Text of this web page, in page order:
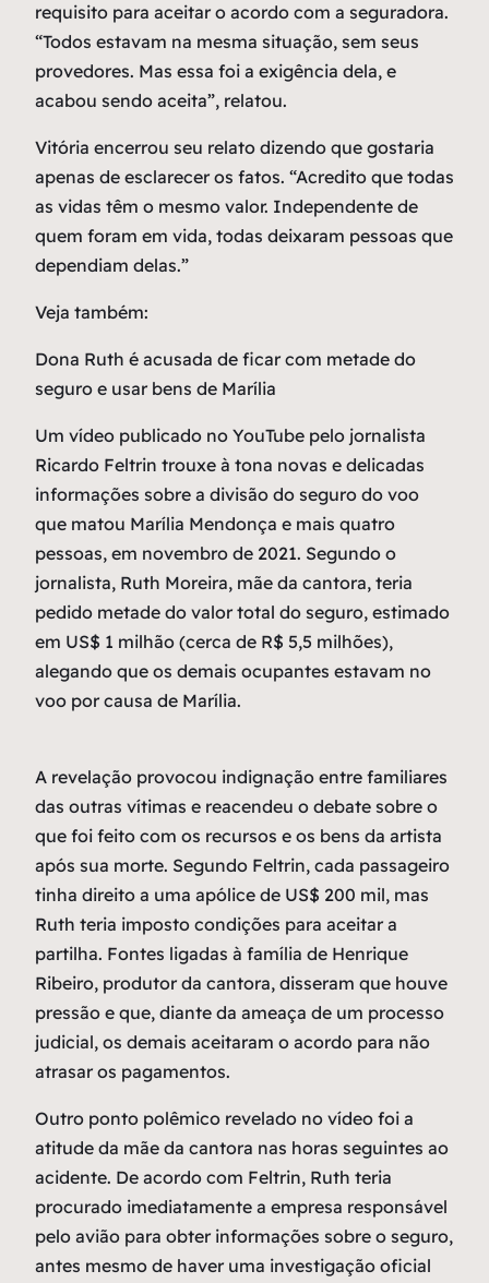
requisito para aceitar o acordo com a seguradora.
“Todos estavam na mesma situação, sem seus
provedores. Mas essa foi a exigência dela, e
acabou sendo aceita”, relatou.
Vitória encerrou seu relato dizendo que gostaria
apenas de esclarecer os fatos. “Acredito que todas
as vidas têm o mesmo valor. Independente de
quem foram em vida, todas deixaram pessoas que
dependiam delas.”
Veja também:
Dona Ruth é acusada de ficar com metade do
seguro e usar bens de Marília
Um vídeo publicado no YouTube pelo jornalista
Ricardo Feltrin trouxe à tona novas e delicadas
informações sobre a divisão do seguro do voo
que matou Marília Mendonça e mais quatro
pessoas, em novembro de 2021. Segundo o
jornalista, Ruth Moreira, mãe da cantora, teria
pedido metade do valor total do seguro, estimado
em US$ 1 milhão (cerca de R$ 5,5 milhões),
alegando que os demais ocupantes estavam no
voo por causa de Marília.
A revelação provocou indignação entre familiares
das outras vítimas e reacendeu o debate sobre o
que foi feito com os recursos e os bens da artista
após sua morte. Segundo Feltrin, cada passageiro
tinha direito a uma apólice de US$ 200 mil, mas
Ruth teria imposto condições para aceitar a
partilha. Fontes ligadas à família de Henrique
Ribeiro, produtor da cantora, disseram que houve
pressão e que, diante da ameaça de um processo
judicial, os demais aceitaram o acordo para não
atrasar os pagamentos.
Outro ponto polêmico revelado no vídeo foi a
atitude da mãe da cantora nas horas seguintes ao
acidente. De acordo com Feltrin, Ruth teria
procurado imediatamente a empresa responsável
pelo avião para obter informações sobre o seguro,
antes mesmo de haver uma investigação oficial